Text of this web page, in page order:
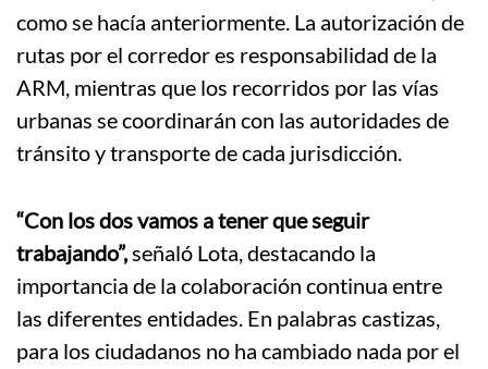
como se hacía anteriormente. La autorización de
rutas por el corredor es responsabilidad de la
ARM, mientras que los recorridos por las vías
urbanas se coordinarán con las autoridades de
tránsito y transporte de cada jurisdicción.
“Con los dos vamos a tener que seguir
trabajando”,señaló Lota, destacando la
importancia de la colaboración continua entre
las diferentes entidades. En palabras castizas,
para los ciudadanos no ha cambiado nada por el